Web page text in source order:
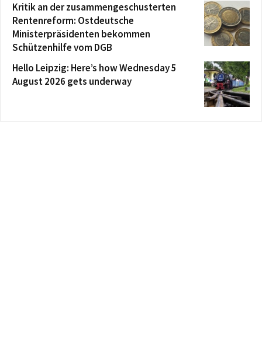
Kritik an der zusammengeschusterten
Rentenreform: Ostdeutsche
Ministerpräsidenten bekommen
Schützenhilfe vom DGB
Hello Leipzig: Here’s how Wednesday 5
August 2026 gets underway